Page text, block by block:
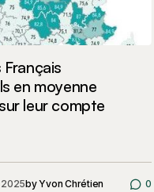
en moyenne
leur compte
2025byYvon Chrétien 0